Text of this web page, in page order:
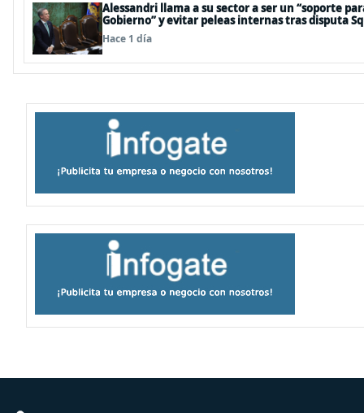
Alessandri llama a su sector a ser un “soporte
Gobierno” y evitar peleas internas tras disputa
Pavez
Hace 1 día